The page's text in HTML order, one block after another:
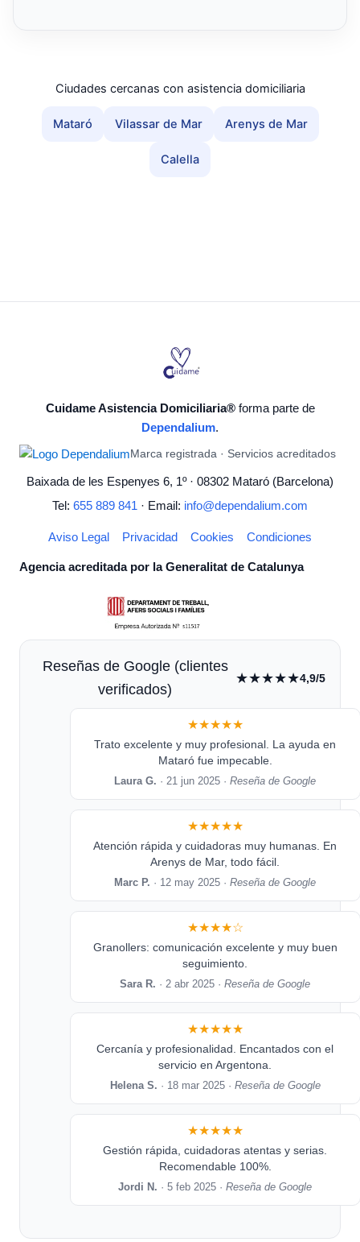
Ciudades cercanas con asistencia domiciliaria
Mataró Vilassar de Mar Arenys de Mar
Calella
Cuidame Asistencia Domiciliaria®forma parte de
Dependalium.
Marca registrada · Servicios acreditados
Baixada de les Espenyes 6, 1º · 08302 Mataró (Barcelona)
Tel: 655 889 841 · Email: info@dependalium.com
Aviso Legal Privacidad Cookies Condiciones
Agencia acreditada por la Generalitat de Catalunya
Reseñas de Google (clientes
verificados)
★★★★★4,9/5
★★★★★
Trato excelente y muy profesional. La ayuda en
Mataró fue impecable.
Laura G. · 21 jun 2025 ·Reseña de Google
★★★★★
Atención rápida y cuidadoras muy humanas. En
Arenys de Mar, todo fácil.
Marc P. · 12 may 2025 ·Reseña de Google
★★★★☆
Granollers: comunicación excelente y muy buen
seguimiento.
Sara R. · 2 abr 2025 ·Reseña de Google
★★★★★
Cercanía y profesionalidad. Encantados con el
servicio en Argentona.
Helena S. · 18 mar 2025 · Reseña de Google
★★★★★
Gestión rápida, cuidadoras atentas y serias.
Recomendable 100%.
Jordi N. · 5 feb 2025 ·Reseña de Google